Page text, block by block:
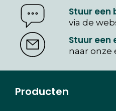
Stuur een
via de
Stuur een
naar onze
Producten